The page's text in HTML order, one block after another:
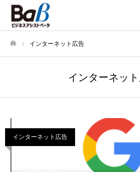
インターネット広告
インターネッ
インターネット広告